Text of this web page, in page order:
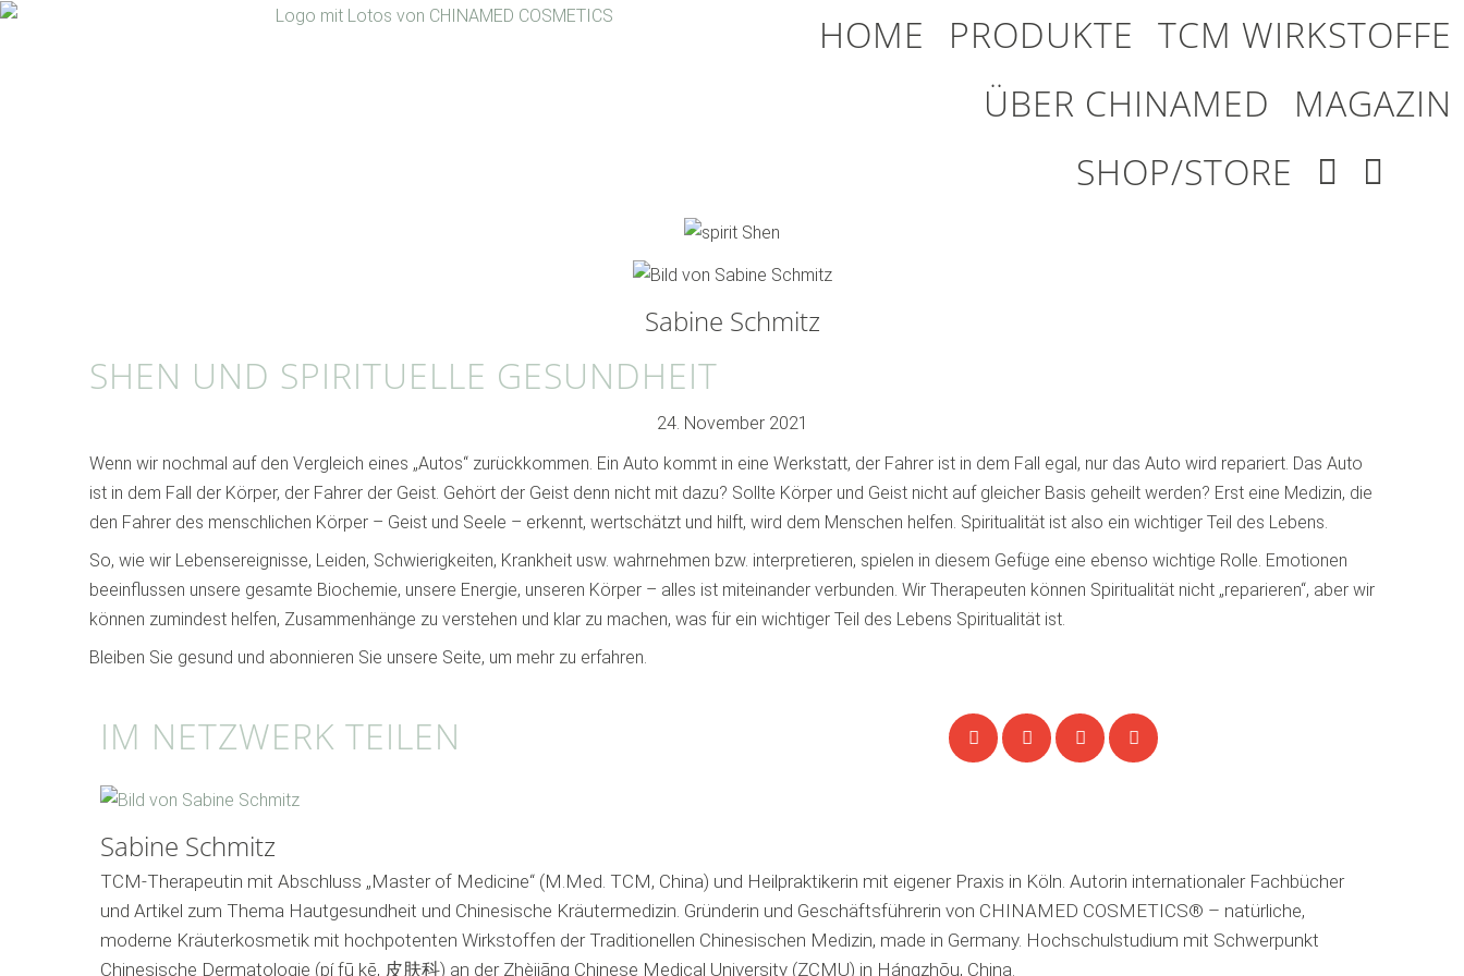
Zum
HOME PRODUKTE TCM WIRKSTOFFE
ÜBER CHINAMED
MAGAZIN
SHOP/STORE
Sabine Schmitz
SHEN UND SPIRITUELLE GESUNDHEIT
24. November 2021
Wenn wir nochmal auf den Vergleich eines „Autos“ zurückkommen. Ein Auto kommt in eine Werkstatt, der Fahrer ist in dem Fall egal, nur das Auto wird repariert. Das Auto
ist in dem Fall der Körper, der Fahrer der Geist. Gehört der Geist denn nicht mit dazu? Sollte Körper und Geist nicht auf gleicher Basis geheilt werden? Erst eine Medizin, die
den Fahrer des menschlichen Körper – Geist und Seele – erkennt, wertschätzt und hilft, wird dem Menschen helfen. Spiritualität ist also ein wichtiger Teil des Lebens.
So, wie wir Lebensereignisse, Leiden, Schwierigkeiten, Krankheit usw. wahrnehmen bzw. interpretieren, spielen in diesem Gefüge eine ebenso wichtige Rolle. Emotionen
beeinflussen unsere gesamte Biochemie, unsere Energie, unseren Körper – alles ist miteinander verbunden. Wir Therapeuten können Spiritualität nicht „reparieren“, aber wir
können zumindest helfen, Zusammenhänge zu verstehen und klar zu machen, was für ein wichtiger Teil des Lebens Spiritualität ist.
Bleiben Sie gesund und abonnieren Sie unsere Seite, um mehr zu erfahren.
IM NETZWERK TEILEN
Sabine Schmitz
TCM-Therapeutin mit Abschluss „Master of Medicine“ (M.Med. TCM, China) und Heilpraktikerin mit eigener Praxis in Köln. Autorin internationaler Fachbücher
und Artikel zum Thema Hautgesundheit und Chinesische Kräutermedizin. Gründerin und Geschäftsführerin von CHINAMED COSMETICS® – natürliche,
moderne Kräuterkosmetik mit hochpotenten Wirkstoffen der Traditionellen Chinesischen Medizin, made in Germany. Hochschulstudium mit Schwerpunkt
Chinesische Dermatologie (pí fū kē, 皮肤科) an der Zhèjiāng Chinese Medical University (ZCMU) in Hángzhōu, China.